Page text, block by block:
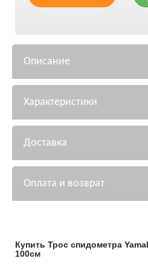
Описание
Характеристики
Доставка
Оплата и возврат
Купить Трос спидометра
100см